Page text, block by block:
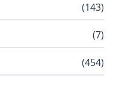
(143)
(7)
(454)